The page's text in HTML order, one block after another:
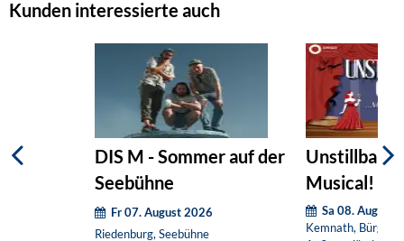
Kunden interessierte auch
DIS M - Sommer auf der
Seebühne
Fr 07. August 2026
Riedenburg, Seebühne
Unstillbare
Musical!
Sa 08. August
Kemnath,